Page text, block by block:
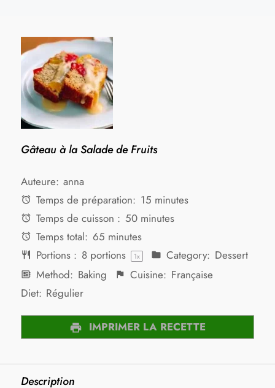
Gâteau à la Salade de Fruits
Auteure: anna
Temps de préparation: 15 minutes
Temps de cuisson : 50 minutes
Temps total: 65 minutes
Portions : 8portions 1x Category: Dessert
Method: Baking Cuisine: Française
Diet: Régulier
IMPRIMER LA RECETTE
Description